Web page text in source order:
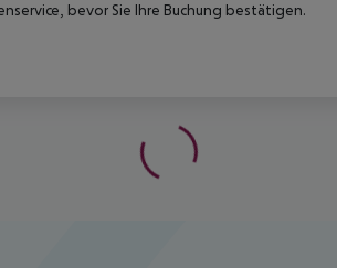
bevor Sie Ihre Buchung bestätigen.